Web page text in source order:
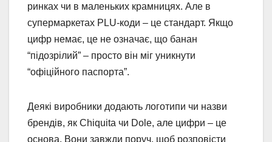
ринках чи в маленьких крамницях. Але в
супермаркетах PLU-коди – це стандарт. Якщо
цифр немає, це не означає, що банан
“підозрілий” – просто він міг уникнути
“офіційного паспорта”.
Деякі виробники додають логотипи чи назви
брендів, як Chiquita чи Dole, але цифри – це
основа. Вони завжди поруч, щоб розповісти